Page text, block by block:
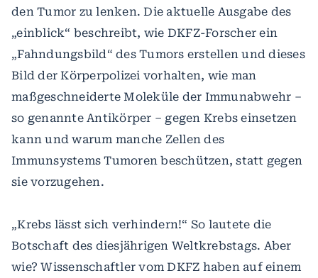
den Tumor zu lenken. Die aktuelle Ausgabe des
„einblick“ beschreibt, wie DKFZ-Forscher ein
„Fahndungsbild“ des Tumors erstellen und dieses
Bild der Körperpolizei vorhalten, wie man
maßgeschneiderte Moleküle der Immunabwehr –
so genannte Antikörper – gegen Krebs einsetzen
kann und warum manche Zellen des
Immunsystems Tumoren beschützen, statt gegen
sie vorzugehen.
„Krebs lässt sich verhindern!“ So lautete die
Botschaft des diesjährigen Weltkrebstags. Aber
wie? Wissenschaftler vom DKFZ haben auf einem